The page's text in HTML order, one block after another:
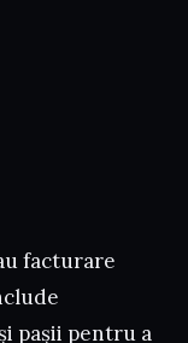
facturare
pașii pentru a